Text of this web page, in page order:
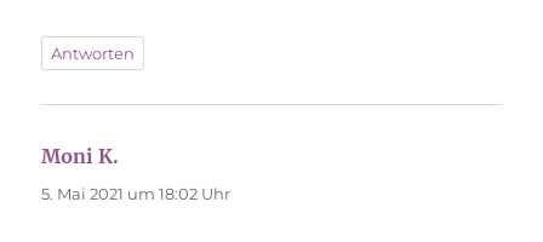
Antworten
Moni K.
5. Mai 2021 um 18:02 Uhr